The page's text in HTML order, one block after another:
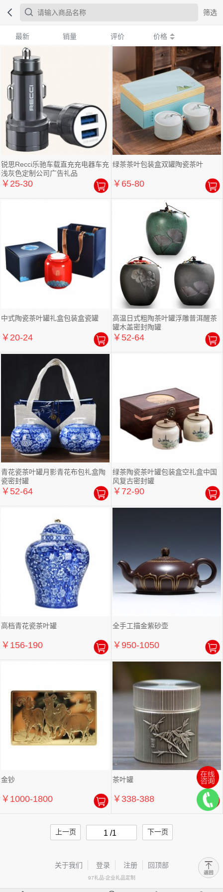
筛选
最新 销量 评价 价格
锐思Recci乐驰车载直充充电器车充
浅灰色定制公司广告礼品
￥25-30
绿茶茶叶包装盒双罐陶瓷茶叶
￥65-80
中式陶瓷茶叶罐礼盒包装盒瓷罐
￥20-24
高温日式粗陶茶叶罐浮雕普洱醒茶
罐木盖密封陶罐
￥52-64
青花瓷茶叶罐月影青花布包礼盒陶
瓷密封罐
￥52-64
绿茶陶瓷茶叶罐包装盒空礼盒中国
风复古密封罐
￥72-90
高档青花瓷茶叶罐
￥156-190
全手工描金紫砂壶
￥950-1050
金钞
￥1000-1800
茶叶罐
￥338-388
上一页 1 /1 下一页
关于我们 登录 注册 回顶部
97礼品-企业礼品定制